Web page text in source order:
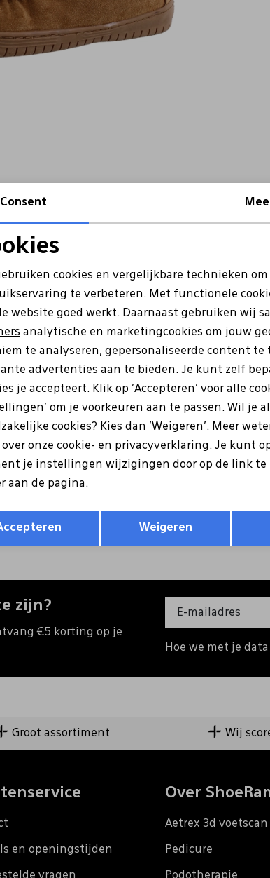
Collie taupe
Warmbat
WLW 3210 Willow
zijn?
€5 korting op je
Hoe we met je
Groot assortiment Wij
en openingstijden
vragen
Over
Aetrex 3d voetscan
Pedicure
Podotherapie
cookies Marketing
Consent
cookies en vergelijkbare technieken om
te verbeteren. Met functionele
website goed werkt. Daarnaast gebruiken wij
analytische en marketingcookies om jouw
te analyseren, gepersonaliseerde content te
advertenties aan te bieden. Je kunt zelf
je accepteert. Klik op 'Accepteren' voor alle
om je voorkeuren aan te passen. Wil je
cookies? Kies dan 'Weigeren'. Meer
over onze cookie- en privacyverklaring. Je kunt
je instellingen wijzigingen door op de link te
aan de pagina.
Weigeren